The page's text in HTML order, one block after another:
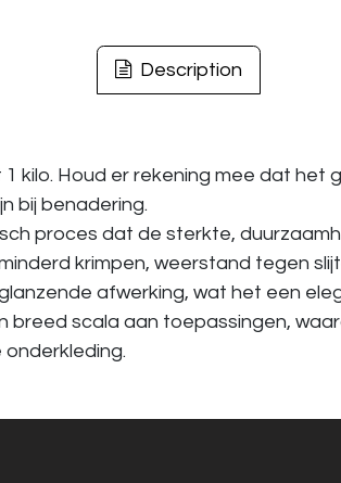
Description
kilo. Houd er rekening mee dat het
bij benadering.
proces dat de sterkte,
krimpen, weerstand tegen
afwerking, wat het een
scala aan toepassingen,